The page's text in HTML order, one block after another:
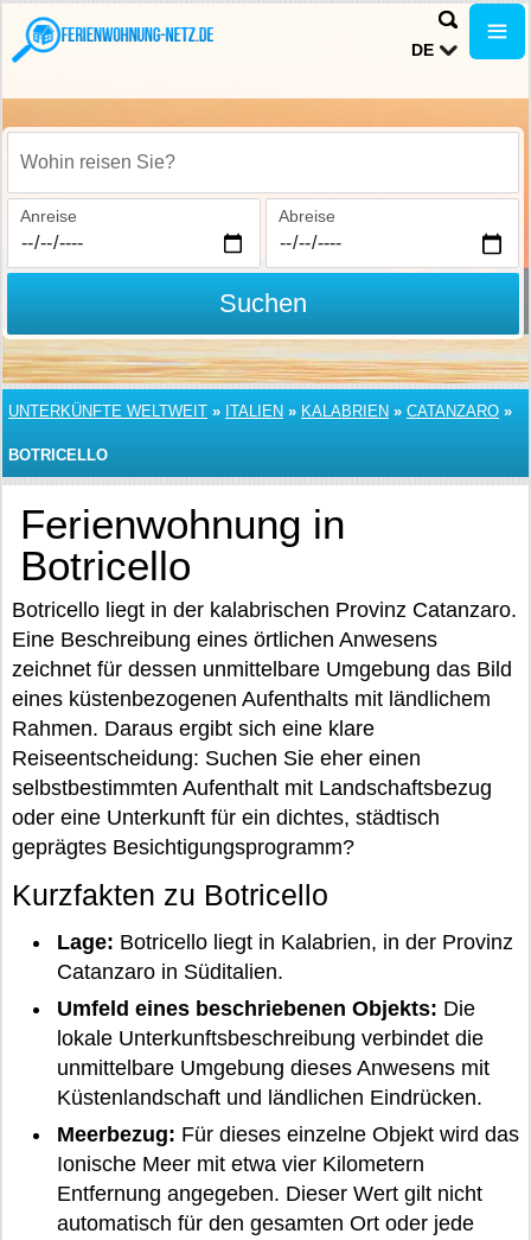
DE
Wohin reisen Sie?
Anreise Abreise
Suchen
UNTERKÜNFTE WELTWEIT » ITALIEN » KALABRIEN » CATANZARO »
BOTRICELLO
Ferienwohnung in
Botricello
Botricello liegt in der kalabrischen Provinz Catanzaro.
Eine Beschreibung eines örtlichen Anwesens
zeichnet für dessen unmittelbare Umgebung das Bild
eines küstenbezogenen Aufenthalts mit ländlichem
Rahmen. Daraus ergibt sich eine klare
Reiseentscheidung: Suchen Sie eher einen
selbstbestimmten Aufenthalt mit Landschaftsbezug
oder eine Unterkunft für ein dichtes, städtisch
geprägtes Besichtigungsprogramm?
Kurzfakten zu Botricello
Lage: Botricello liegt in Kalabrien, in der Provinz
Catanzaro in Süditalien.
Umfeld eines beschriebenen Objekts: Die
lokale Unterkunftsbeschreibung verbindet die
unmittelbare Umgebung dieses Anwesens mit
Küstenlandschaft und ländlichen Eindrücken.
Meerbezug: Für dieses einzelne Objekt wird das
Ionische Meer mit etwa vier Kilometern
Entfernung angegeben. Dieser Wert gilt nicht
automatisch für den gesamten Ort oder jede